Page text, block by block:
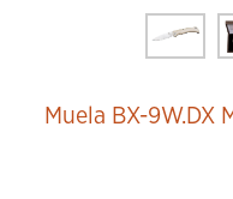
Muela BX-9W.DX